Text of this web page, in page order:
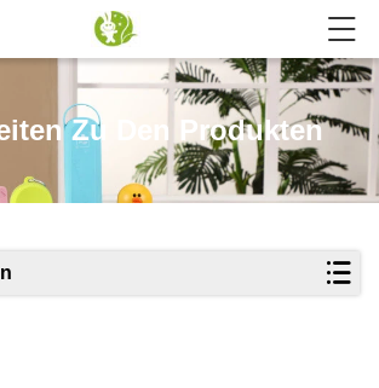
Zu Den Produkten